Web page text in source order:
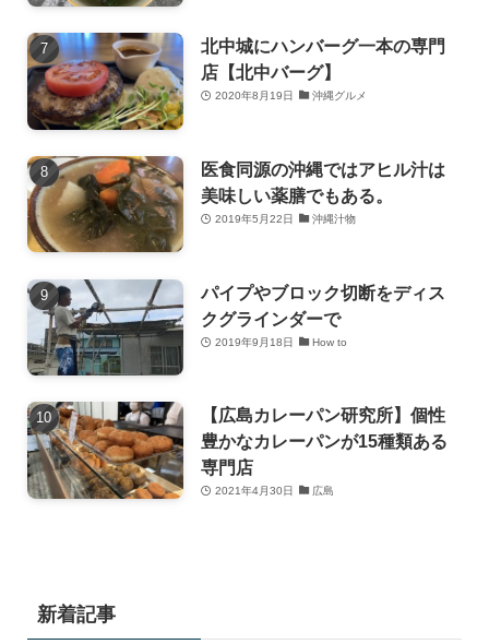
北中城にハンバーグ一本の専門
店【北中バーグ】
2020年8月19日 沖縄グルメ
医食同源の沖縄ではアヒル汁は
美味しい薬膳でもある。
2019年5月22日 沖縄汁物
パイプやブロック切断をディス
クグラインダーで
2019年9月18日 How to
【広島カレーパン研究所】個性
豊かなカレーパンが15種類ある
専門店
2021年4月30日 広島
新着記事